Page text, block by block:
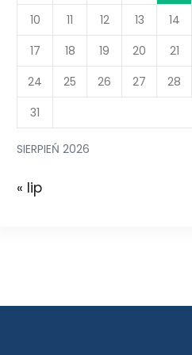
SIERPIEŃ 2026
10 11 12 13 14
17
18 19 20 21
24
25 26 27 28
31
« lip